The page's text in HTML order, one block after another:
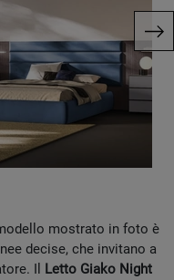
mostrato in foto è
decise, che invitano a
Il Letto Giako Night